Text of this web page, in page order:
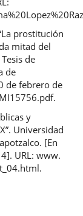
prostitución
mitad del
de
de
de febrero de
y
Universidad
[En
URL: www.